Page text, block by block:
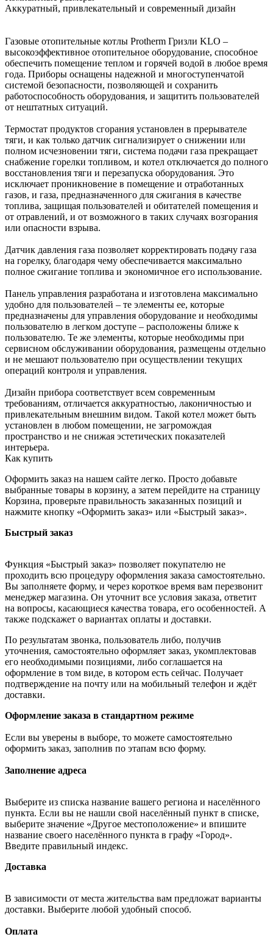
Аккуратный, привлекательный и современный дизайн
Газовые отопительные котлы Protherm Гризли KLO –
высокоэффективное отопительное оборудование, способное
обеспечить помещение теплом и горячей водой в любое время
года. Приборы оснащены надежной и многоступенчатой
системой безопасности, позволяющей и сохранить
работоспособность оборудования, и защитить пользователей
от нештатных ситуаций.
Термостат продуктов сгорания установлен в прерывателе
тяги, и как только датчик сигнализирует о снижении или
полном исчезновении тяги, система подачи газа прекращает
снабжение горелки топливом, и котел отключается до полного
восстановления тяги и перезапуска оборудования. Это
исключает проникновение в помещение и отработанных
газов, и газа, предназначенного для сжигания в качестве
топлива, защищая пользователей и обитателей помещения и
от отравлений, и от возможного в таких случаях возгорания
или опасности взрыва.
Датчик давления газа позволяет корректировать подачу газа
на горелку, благодаря чему обеспечивается максимально
полное сжигание топлива и экономичное его использование.
Панель управления разработана и изготовлена максимально
удобно для пользователей – те элементы ее, которые
предназначены для управления оборудование и необходимы
пользователю в легком доступе – расположены ближе к
пользователю. Те же элементы, которые необходимы при
сервисном обслуживании оборудования, размещены отдельно
и не мешают пользователю при осуществлении текущих
операций контроля и управления.
Дизайн прибора соответствует всем современным
требованиям, отличается аккуратностью, лаконичностью и
привлекательным внешним видом. Такой котел может быть
установлен в любом помещении, не загромождая
пространство и не снижая эстетических показателей
интерьера.
Как купить
Оформить заказ на нашем сайте легко. Просто добавьте
выбранные товары в корзину, а затем перейдите на страницу
Корзина, проверьте правильность заказанных позиций и
нажмите кнопку «Оформить заказ» или «Быстрый заказ».
Быстрый заказ
Функция «Быстрый заказ» позволяет покупателю не
проходить всю процедуру оформления заказа самостоятельно.
Вы заполняете форму, и через короткое время вам перезвонит
менеджер магазина. Он уточнит все условия заказа, ответит
на вопросы, касающиеся качества товара, его особенностей. А
также подскажет о вариантах оплаты и доставки.
По результатам звонка, пользователь либо, получив
уточнения, самостоятельно оформляет заказ, укомплектовав
его необходимыми позициями, либо соглашается на
оформление в том виде, в котором есть сейчас. Получает
подтверждение на почту или на мобильный телефон и ждёт
доставки.
Оформление заказа в стандартном режиме
Если вы уверены в выборе, то можете самостоятельно
оформить заказ, заполнив по этапам всю форму.
Заполнение адреса
Выберите из списка название вашего региона и населённого
пункта. Если вы не нашли свой населённый пункт в списке,
выберите значение «Другое местоположение» и впишите
название своего населённого пункта в графу «Город».
Введите правильный индекс.
Доставка
В зависимости от места жительства вам предложат варианты
доставки. Выберите любой удобный способ.
Оплата